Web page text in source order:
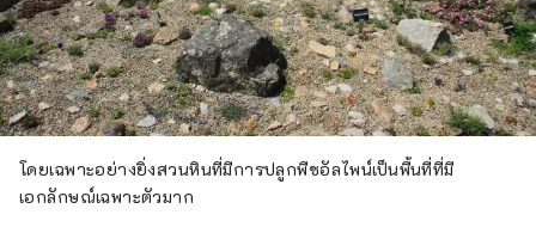
โดยเฉพาะอย่างยิ่งสวนหินที่มีการปลูกพืชอัลไพน์เป็นพื้นที่ที่มี
เอกลักษณ์เฉพาะตัวมาก